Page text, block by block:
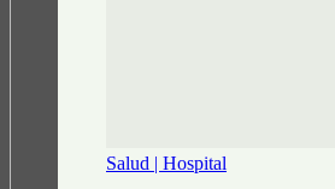
Salud | Hospital